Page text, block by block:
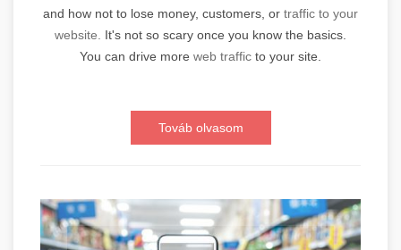
and how not to lose money, customers, or traffic to your
website.
It's not so scary once you know the basics.
You can drive more web traffic to your site.
Továb olvasom